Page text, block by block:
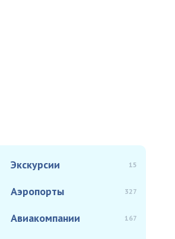
Экскурсии 15
Аэропорты 327
Авиакомпании 167